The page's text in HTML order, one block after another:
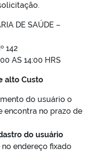
DE SAÚDE –
142
AS 14:00 HRS
alto Custo
do usuário o
encontra no prazo de
do usuário
endereço fixado